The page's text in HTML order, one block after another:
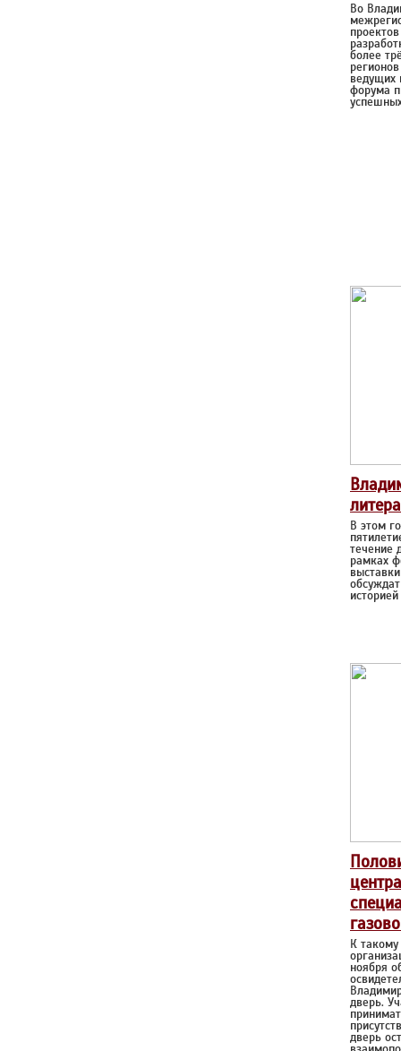
Во
более
ведущих
форума
В этом
течение
рамках
К
ноября
дверь.
дверь